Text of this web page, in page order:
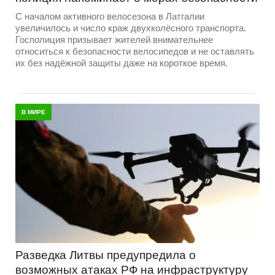
С началом активного велосезона в Латгалии
увеличилось и число краж двухколёсного транспорта.
Госполиция призывает жителей внимательнее
относиться к безопасности велосипедов и не оставлять
их без надёжной защиты даже на короткое время.
В МИРЕ
Разведка Литвы предупредила о
возможных атаках РФ на инфраструктуру